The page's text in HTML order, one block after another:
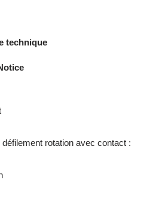
technique
rotation avec contact :